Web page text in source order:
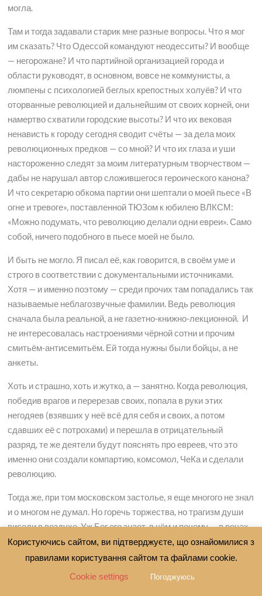
могла.
Там и тогда задавали старик мне разные вопросы. Что я мог
им сказать? Что Одессой командуют неодесситы? И вообще
— негорожане? И что партийной организацией города и
области руководят, в основном, вовсе не коммунисты, а
люмпены с психологией беглых крепостных холуёв? И что
оторванные революцией и дальнейшим от своих корней, они
намертво схватили городские высоты? И что их вековая
ненависть к городу сегодня сводит счёты — за дела моих
революционных предков — со мной? И что их глаза и уши
настороженно следят за моим литературным творчеством —
дабы не нарушал автор сложившегося героического канона?
И что секретарю обкома партии они шептали о моей пьесе «В
огне и тревоге», поставленной ТЮЗом к юбилею ВЛКСМ:
«Можно подумать, что революцию делали одни евреи». Само
собой, ничего подобного в пьесе моей не было.
И быть не могло. Я писал её, как говорится, в своём уме и
строго в соответствии с документальными источниками.
Хотя — и именно поэтому — среди прочих там попадались так
называемые неблагозвучные фамилии. Ведь революция
сначала была реальной, а не газетно-книжно-лекционной. И
не интересовалась настроениями чёрной сотни и прочим
смитьём-антисемитьём. Ей тогда нужны были бойцы, а не
анкеты.
Хоть и страшно, хоть и жутко, а — занятно. Когда революция,
победив врагов и перерезав своих, попала в руки этих
негодяев (взявших у неё всё для себя и своих, а потом
сдавших её с потрохами) и перешла в отрицательный
разряд, те же деятели будут пояснять про евреев, что это
именно они создали компартию, комсомол, ЧеКа и сделали
революцию.
Тогда же, при том московском застолье, я еще многого не знал
и о многом не думал. Но горечь торжества, но трагизм души
висели в воздухе. Уж Бог его знает, в чём и почему — в речах
ли, в глазах ли стариков явственно проступало нечто
неописуемое и рвущее сердце. Было в этом во всём что-то из
Користуючись сайтом, ви підтверджуєте, що ознайомилися з
правилами користування сайтом та файлами cookie.
Cookie settings
Погоджуюсь